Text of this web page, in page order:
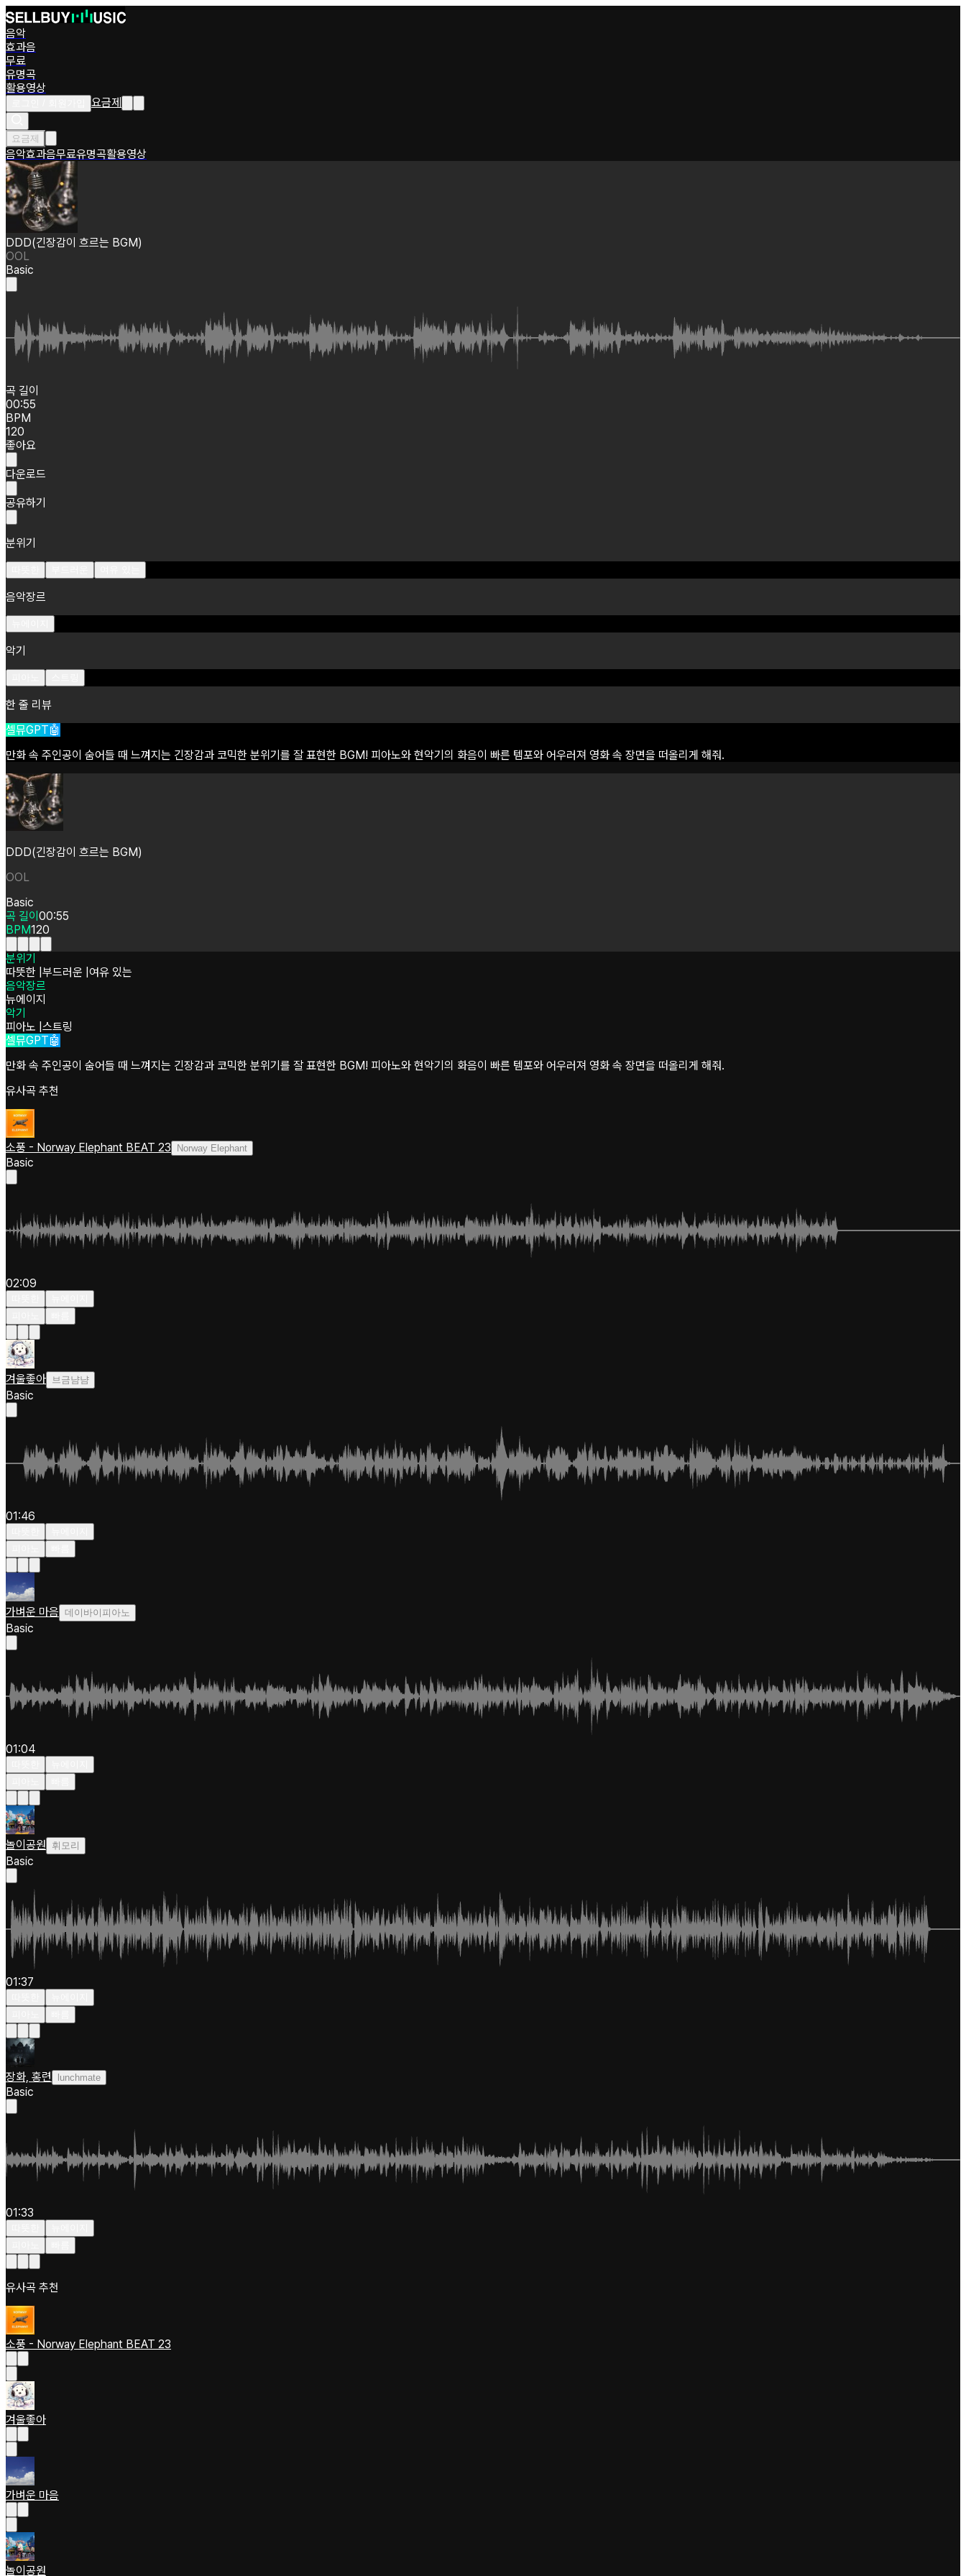
음악
효과음
무료
유명곡
활용영상
요금제
요금제
음악효과음무료유명곡활용영상
DDD(긴장감이 흐르는 BGM)
OOL
Basic
곡 길이
00:55
BPM
120
좋아요
다운로드
공유하기
분위기
음악장르
악기
한 줄 리뷰
셀뮤GPT🤖
만화 속 주인공이 숨어들 때 느껴지는 긴장감과 코믹한 분위기를 잘 표현한 BGM! 피아노와 현악기의 화음이 빠른 템포와 어우러져 영화 속 장면을 떠올리게 해줘.
DDD(긴장감이 흐르는 BGM)
OOL
Basic
곡 길이 00:55
BPM120
분위기
따뜻한 부드러운 여유 있는
음악장르
뉴에이지
악기
피아노 스트링
셀뮤GPT🤖
만화 속 주인공이 숨어들 때 느껴지는 긴장감과 코믹한 분위기를 잘 표현한 BGM! 피아노와 현악기의 화음이 빠른 템포와 어우러져 영화 속 장면을 떠올리게 해줘.
유사곡 추천
소풍 - Norway Elephant BEAT 23 Norway Elephant
Basic
02:09
겨울좋아 브금냠냠
Basic
01:46
가벼운 마음 데이바이피아노
Basic
01:04
놀이공원 휘모리
Basic
01:37
장화, 홍련 lunchmate
Basic
01:33
유사곡 추천
소풍 - Norway Elephant BEAT 23
겨울좋아
가벼운 마음
놀이공원